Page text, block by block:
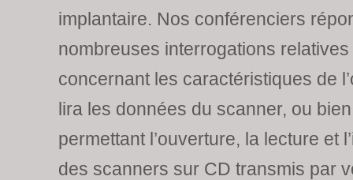
implantaire. Nos conférenciers
nombreuses interrogations
concernant les caractéristiques de
lira les données du scanner, ou
permettant l’ouverture, la lecture et
des scanners sur CD transmis par